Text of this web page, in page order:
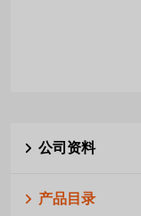
公司资料
产品目录